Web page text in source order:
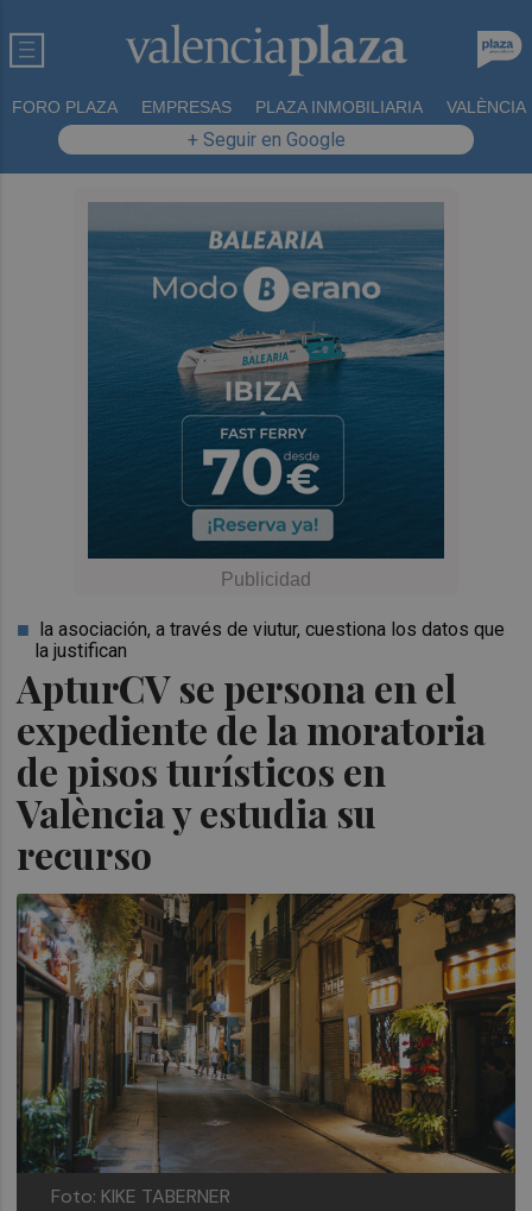
FORO PLAZA EMPRESAS PLAZA INMOBILIARIA VALÈNCIA
+ Seguir en Google
ApturCV se persona en el
expediente de la moratoria
de pisos turísticos en
València y estudia su
recurso
la asociación, a través de viutur, cuestiona los datos que
la justifican
Foto: KIKE TABERNER